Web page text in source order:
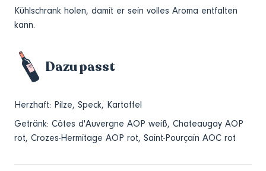
Kühlschrank holen, damit er sein volles Aroma entfalten
kann.
Dazu passt
Herzhaft: Pilze, Speck, Kartoffel
Getränk: Côtes d'Auvergne AOP weiß, Chateaugay AOP
rot, Crozes-Hermitage AOP rot, Saint-Pourçain AOC rot